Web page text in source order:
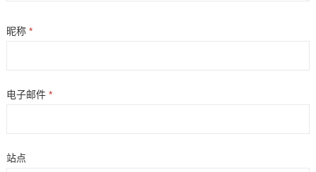
昵称 *
电子邮件 *
站点